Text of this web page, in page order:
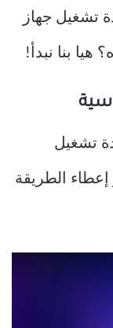
تشغيل جهاز
تشغيل
الطريقة